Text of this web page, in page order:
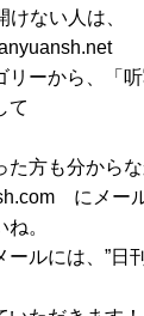
けない人は、
リーから、「听
て
た方も分から
にメー
。
ールには、”日